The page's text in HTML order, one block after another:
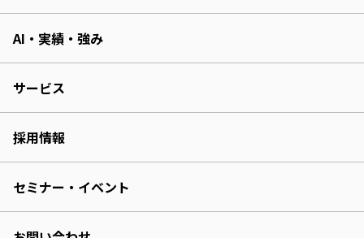
AI・実績・強み
サービス
採用情報
セミナー・イベント